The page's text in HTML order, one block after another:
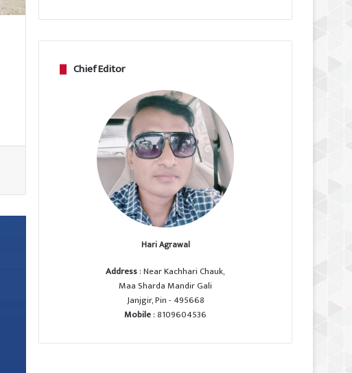
Chief Editor
Hari Agrawal
Address: Near Kachhari Chauk,
Maa Sharda Mandir Gali
Janjgir, Pin - 495668
Mobile: 8109604536